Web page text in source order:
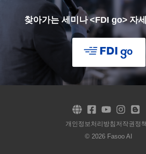
찾아가는 세미나 <FDI go> 자
개인정보처리방침 저작권정책
© 2026 Fasoo AI